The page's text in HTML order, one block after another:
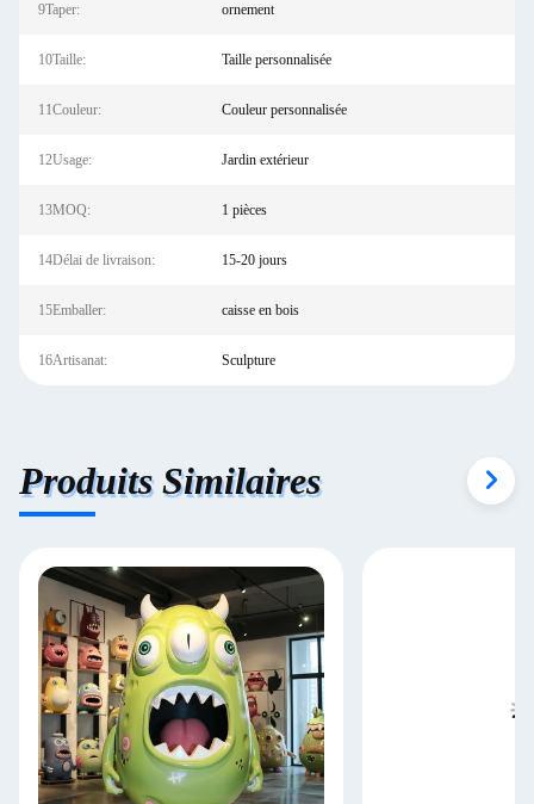
9Taper: ornement
10Taille: Taille personnalisée
11Couleur: Couleur personnalisée
12Usage: Jardin extérieur
13MOQ: 1 pièces
14Délai de livraison: 15-20 jours
15Emballer: caisse en bois
16Artisanat: Sculpture
Produits Similaires